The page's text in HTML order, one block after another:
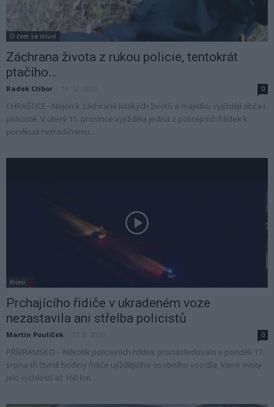
O čem se mluví
Záchrana života z rukou policie, tentokrát
ptačího…
Radek Ctibor 0
CHRAŠTICE - Nejen k záchraně lidských životů a majetku vyjíždějí občas
policisté. V úterý 15. prosince vyjížděla jedna z policejních hlídek k
poněkud netradičnímu...
Krimi
Prchajícího řidiče v ukradeném voze
nezastavila ani střelba policistů
Martin Poulíček 0
PŘÍBRAMSKO - Několik policejních hlídek pronásledovalo v pondělí 17.
srpna tři čtvrtě hodiny řidiče ujíždějícího osobního vozidla, které místy
jelo rychlostí až 160 km...